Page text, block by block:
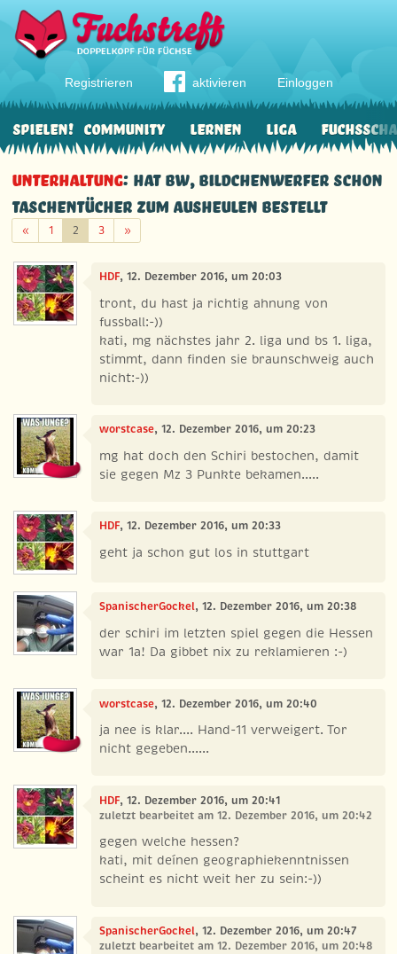
Registrieren aktivieren Einloggen
Community Lernen Liga
Spielen!
Unterhaltung: Hat bw, Bildchenwerfer schon
Taschentücher zum Ausheulen bestellt
«Zurück
1 2 3 »Weiter
HDF, 12. Dezember 2016, um 20:03
tront, du hast ja richtig ahnung von
fussball:-))
kati, mg nächstes jahr 2. liga und bs 1. liga,
stimmt, dann finden sie braunschweig auch
nicht:-))
worstcase, 12. Dezember 2016, um 20:23
mg hat doch den Schiri bestochen, damit
sie gegen Mz 3 Punkte bekamen.....
HDF, 12. Dezember 2016, um 20:33
geht ja schon gut los in stuttgart
SpanischerGockel, 12. Dezember 2016, um 20:38
der schiri im letzten spiel gegen die Hessen
war 1a! Da gibbet nix zu reklamieren :-)
worstcase, 12. Dezember 2016, um 20:40
ja nee is klar.... Hand-11 verweigert. Tor
nicht gegeben......
HDF, 12. Dezember 2016, um 20:41
zuletzt bearbeitet am 12. Dezember 2016, um 20:42
gegen welche hessen?
kati, mit deínen geographiekenntnissen
scheint es nicht weit her zu sein:-))
SpanischerGockel, 12. Dezember 2016, um 20:47
zuletzt bearbeitet am 12. Dezember 2016, um 20:48